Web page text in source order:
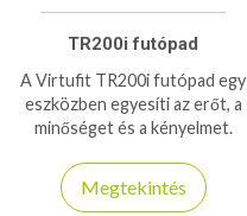
TR200i futópad
A Virtufit TR200i futópad egy
eszközben egyesíti az erőt, a
minőséget és a kényelmet.
teherbírással, biztosan hű
edzőpartnere lesz hosszú
Megtekintés